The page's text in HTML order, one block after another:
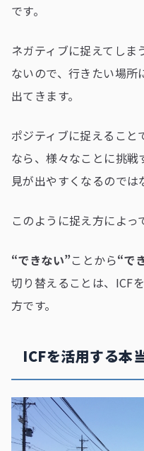
です。
ネガティブに捉えてしま
ないので、行きたい場
出てきます。
ポジティブに捉えること
なら、様々なことに挑
見が出やすくなるのでは
このように捉え方によっ
“できない”ことから“で
切り替えることは、ICF
方です。
ICFを活用する本